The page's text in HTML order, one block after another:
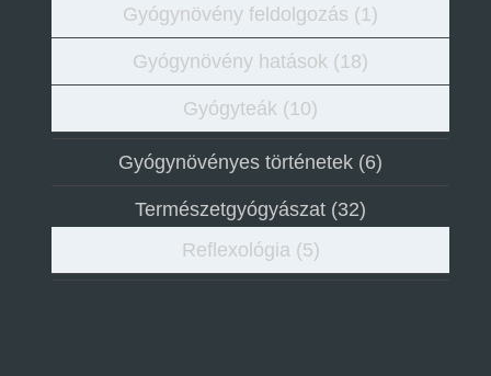
Gyógynövény feldolgozás (1)
Gyógynövény hatások (18)
Gyógyteák (10)
Gyógynövényes történetek (6)
Természetgyógyászat (32)
Reflexológia(5)